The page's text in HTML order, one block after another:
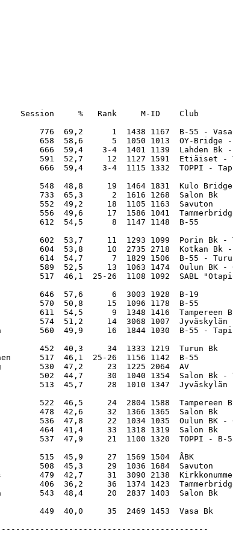
Session     %   Rank
776  69,2      1  1438 1167
658  58,6      5  1050 1013  OY-Bridge
666  59,4    3-4  1401 1139  Lahden Bk
591  52,7     12  1127 1591
666  59,4    3-4  1115 1332  TOPPI -
548  48,8     19  1464
733  65,3      2  1616
552  49,2     18  1105
556  49,6     17  1586 1041
612  54,5      8
602  53,7     11  1293 1099
604  53,8     10  2735 2718  Kotkan Bk
614  54,7      7  1829 1506
589  52,5     13  1063 1474  Oulun
517  46,1  25-26  1108 1092  SABL
646  57,6      6
570  50,8     15
611  54,5      9  1348 1416  Tampereen
574  51,2     14  3068 1007
560  49,9     16  1844 1030  B-55 -
452  40,3     34  1333
Parviainen      517  46,1  25-26
Forsberg        530  47,2     23
502  44,7     30  1040 1354
513  45,7     28  1010 1347
522  46,5     24  2804 1588
478  42,6     32  1366
536  47,8     22  1034 1035  Oulun
Mäkelä         464  41,4     33  1318
537  47,9     21  1100 1320
515  45,9     27
508  45,3     29  1036
479  42,7     31  3090 2138
406  36,2     36  1374 1423
Lukka        543  48,4     20  2837